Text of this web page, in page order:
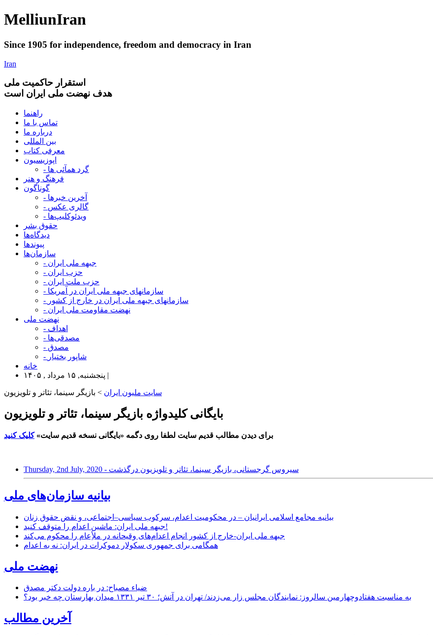
MelliunIran
Since 1905 for independence, freedom and democracy in Iran
Iran
استقرار حاکميت ملی
هدف نهضت ملی ایران است
راهنما
تماس با ما
درباره ما
بین المللی
معرفی کتاب
اپوزیسیون
- گرد همآئی ها
فرهنگ و هنر
گوناگون
- آخرین خبرها
- گالری عکس
- ویدئوکلیپ‌ها
حقوق بشر
دیدگاه‌ها
پیوندها
سازمان‌ها
- جبهه ملی ایران
- حزب ایران
- حزب ملت ایران
- سازمانهای جبهه ملی ایران در آمریکا
- سازمانهای جبهه ملی ایران در خارج از کشور
- نهضت مقاومت ملی ایران
نهضت ملی
- اهداف
- مصدقی‌ها
- مصدق
- شاپور بختیار
خانه
پنجشنبه, ۱۵ مرداد , ۱۴۰۵ |
سایت ملیون ایران > بازیگر سینما، تئاتر و تلویزیون
بایگانی کلیدواژه بازیگر سینما، تئاتر و تلویزیون
برای دیدن مطالب قدیم سایت لطفا روی دگمه «بایگانی نسخه قدیم سایت»کلیک کنید
Thursday, 2nd July, 2020 - سیروس گرجستانی، بازیگر سینما، تئاتر و تلویزیون درگذشت
بیانیه سازمان‌های ملی
بیانیه مجامع اسلامی ایرانیان – در محکومیت اعدام، سرکوب سیاسی–اجتماعی، و نقض حقوق زنان
جبهه ملی ایران: ماشین اعدام را متوقف کنید!
جبهه ملی ایران-خارج از کشور انجام اعدام‌های وقیحانه در ملأِعام را محکوم می‌کند
همگامی برای جمهوری سکولار دموکرات در ایران: نه به اعدام
نهضت ملی
ضیاء مصباح: در باره دولت دکتر مصدق
به مناسبت هفتادوچهارمین سالروز: نمایندگان مجلس زار می‌زدند/ تهران در آتش؛ ۳۰ تیر ۱۳۳۱ میدان بهارستان چه خبر بود؟
آخرین مطالب